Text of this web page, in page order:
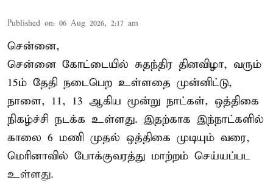
Published on: 06 Aug 2026, 2:17 am
சென்னை,
சென்னை கோட்டையில் சுதந்திர தினவிழா, வரும்
15ம் தேதி நடைபெற உள்ளதை முன்னிட்டு,
நாளை, 11, 13 ஆகிய மூன்று நாட்கள், ஒத்திகை
நிகழ்ச்சி நடக்க உள்ளது. இதற்காக இந்நாட்களில்
காலை 6 மணி முதல் ஒத்திகை முடியும் வரை,
மெரினாவில் போக்குவரத்து மாற்றம் செய்யப்பட
உள்ளது.